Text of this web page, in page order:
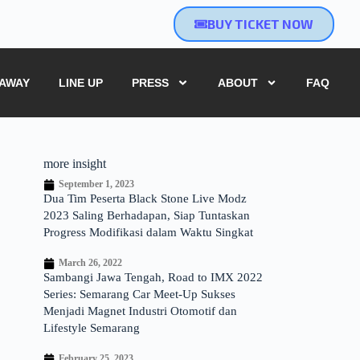
BUY TICKET NOW
LINE UP PRESS ABOUT FAQ
more insight
September 1, 2023
Dua Tim Peserta Black Stone Live Modz
2023 Saling Berhadapan, Siap Tuntaskan
Progress Modifikasi dalam Waktu Singkat
March 26, 2022
Sambangi Jawa Tengah, Road to IMX 2022
Series: Semarang Car Meet-Up Sukses
Menjadi Magnet Industri Otomotif dan
Lifestyle Semarang